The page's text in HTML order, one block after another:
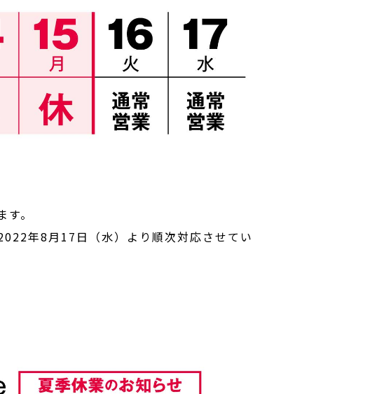
。
年8月17日（水）より順次対応させてい